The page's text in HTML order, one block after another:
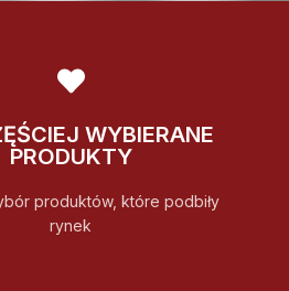
WYBIERANE
PRODUKTY
produktów, które podbiły
rynek